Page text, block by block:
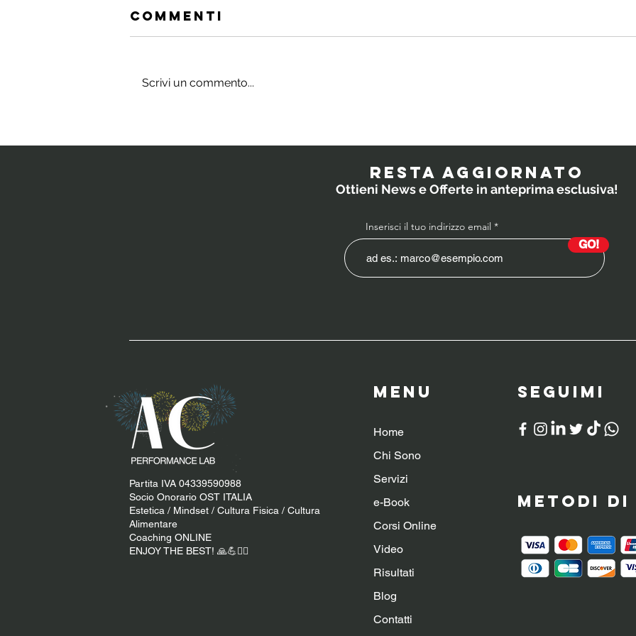
che stimolano
probiotici
medici ai
bambini?
Commenti
Scrivi un commento...
RESTA AGGIORNATO
Ottieni News e Offerte in anteprima esclusiva!
Inserisci il tuo indirizzo email
GO!
Partita IVA 04339590988
Socio Onorario OST ITALIA
Estetica / Mindset / Cultura Fisica / Cultura
Alimentare
Coaching ONLINE
ENJOY THE BEST! 🙏​💪​​❤️‍🔥​
Menu
Home
Chi Sono
Servizi
e-Book
Corsi Online
Video
Risultati
Blog
Contatti
SeguiMI
Metodi di